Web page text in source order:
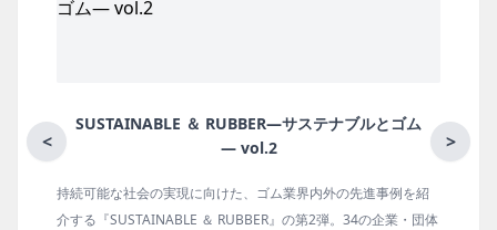
< >
SUSTAINABLE ＆ RUBBER―サステナブルとゴム
― vol.2
持続可能な社会の実現に向けた、ゴム業界内外の先進事例を紹
介する『SUSTAINABLE ＆ RUBBER』の第2弾。34の企業・団体